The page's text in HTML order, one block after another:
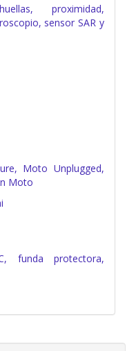
proximidad,
sensor SAR y
Moto Unplugged,
Moto
funda protectora,